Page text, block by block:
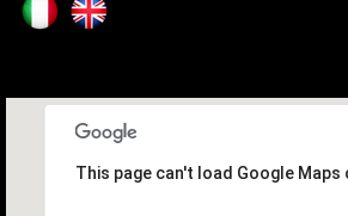
This page can't load Google